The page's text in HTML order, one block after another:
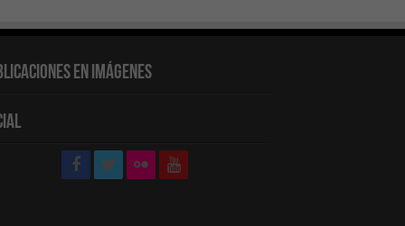
en Imágenes